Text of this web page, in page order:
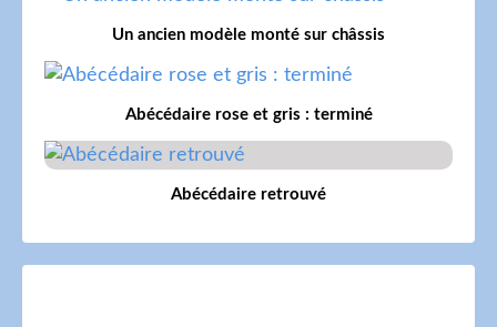
Un ancien modèle monté sur châssis
Abécédaire rose et gris : terminé
Abécédaire retrouvé